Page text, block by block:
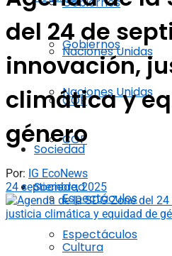
Naciones Unidas
COP
Sociedad
Espectáculos
Cultura
Gobiernos
Naciones Unidas
COP
Sociedad
Espectáculos
del 24 de
innovación,
climática y
género
Por: IG EcoNews
24 septiembre, 2025